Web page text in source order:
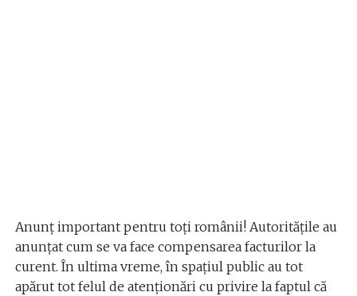
Anunț important pentru toți românii! Autoritățile au
anunțat cum se va face compensarea facturilor la
curent. În ultima vreme, în spațiul public au tot
apărut tot felul de atenționări cu privire la faptul că